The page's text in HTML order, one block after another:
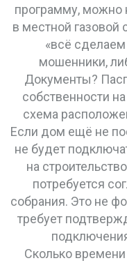
программу, можно
в местной
«всё
мошенники,
Документы?
собственности
схема
Если дом ещё не
не будет
на
потребуется
собрания. Это не
требует
Сколько